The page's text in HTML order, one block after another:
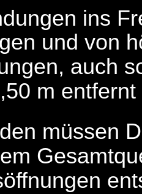
ins
und von
auch
m
müssen